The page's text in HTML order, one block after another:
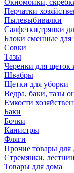
Окномойки,
Перчатки
Пылевыбивалки
Салфетки,тряпки
Блоки сменные для
Совки
Тазы
Черенки для щеток
Швабры
Щетки для уборки
Ведра, баки, тазы
Емкости
Баки
Бочки
Канистры
Фляги
Прочие товары для
Стремянки,
Товары для дома